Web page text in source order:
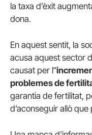
la taxa d’èxit
dona.
En aquest sentit, la
acusa aquest sector
causat per l‟
problemes de
garantia de fertilitat,
d’aconseguir allò